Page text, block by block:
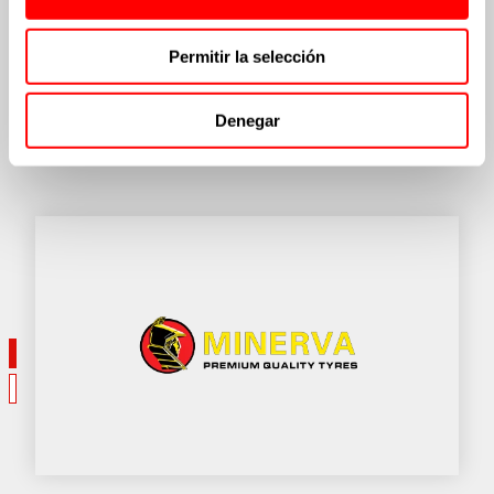
Permitir la selección
Denegar
KARTING
CÁMARAS